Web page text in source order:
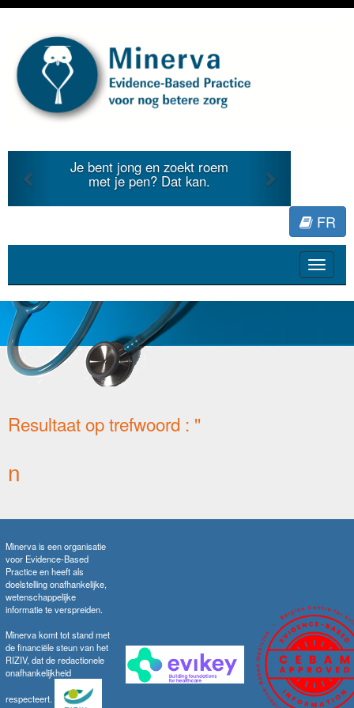
Je bent jong en zoekt roem
met je pen? Dat kan.
Previous
FR
Toggle
Resultaat op trefwoord : ''
n
Minerva is een organisatie
voor Evidence-Based
Practice en heeft als
doelstelling onafhankelijke,
wetenschappelijke
informatie te verspreiden.
Minerva komt tot stand met
de financiële steun van het
RIZIV, dat de redactionele
onafhankelijkheid
respecteert.